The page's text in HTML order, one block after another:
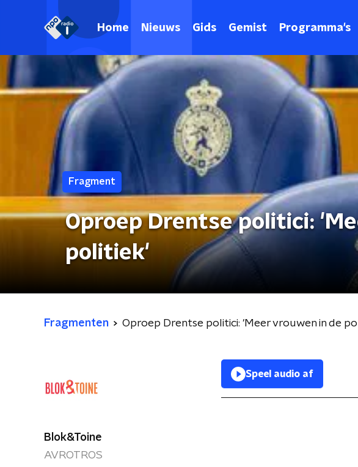
Home Nieuws Gids Gemist Programma's
Fragment
Oproep Drentse politici:
politiek'
Fragmenten Oproep Drentse politici: 'Meer vrouwen in de
Blok&Toine
AVROTROS
Speel audio af